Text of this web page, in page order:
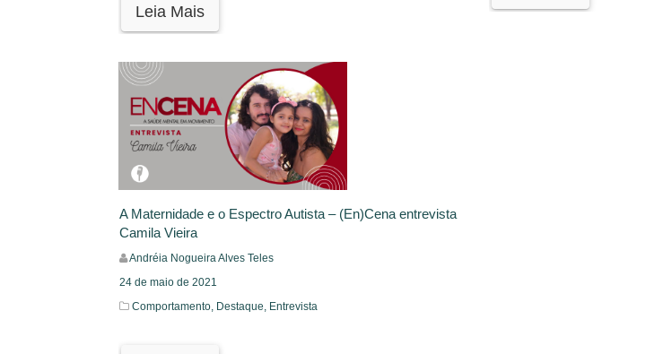
Leia Mais
A Maternidade e o Espectro Autista – (En)Cena entrevista
Camila Vieira
Andréia Nogueira Alves Teles
24 de maio de 2021
Comportamento, Destaque, Entrevista